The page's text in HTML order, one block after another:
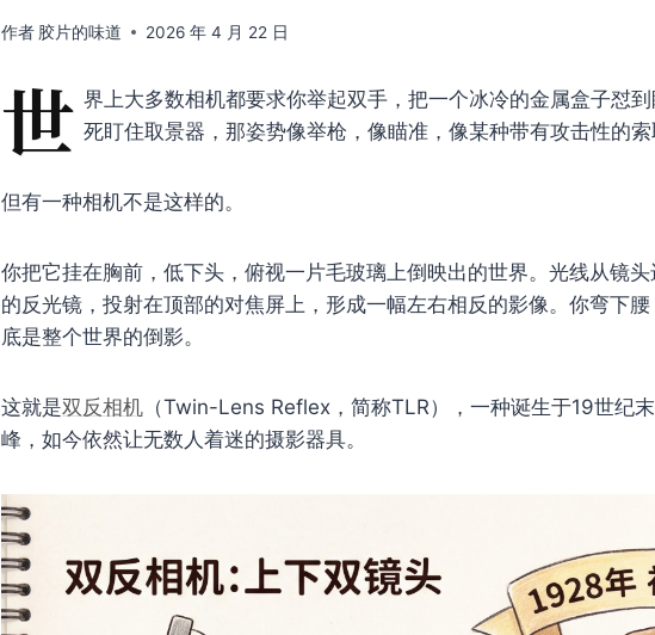
作者 胶片的味道 2026 年 4 月 22 日
世 界上大多数相机都要求你举起双手，把一个冰冷的金属盒子怼
死盯住取景器，那姿势像举枪，像瞄准，像某种带有攻击性的索
但有一种相机不是这样的。
你把它挂在胸前，低下头，俯视一片毛玻璃上倒映出的世界。光线从镜
的反光镜，投射在顶部的对焦屏上，形成一幅左右相反的影像。你弯下
底是整个世界的倒影。
这就是双反相机 （Twin-Lens Reflex，简称TLR），一种诞生于19世纪
峰，如今依然让无数人着迷的摄影器具。